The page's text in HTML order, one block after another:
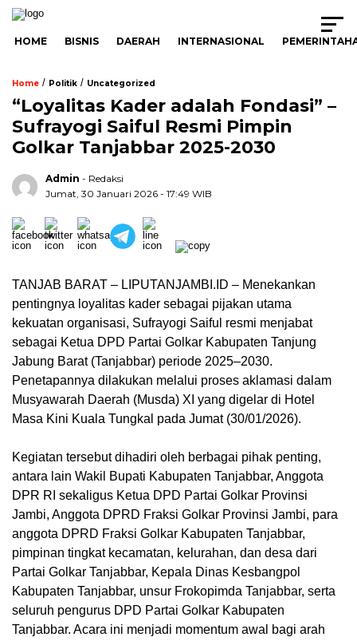
HOME BISNIS DAERAH INTERNASIONAL
Home / Politik / Uncategorized
“Loyalitas Kader adalah Fondasi” –
Sufrayogi Saiful Resmi Pimpin
Golkar Tanjabbar 2025-2030
Admin - Redaksi
Jumat, 30 Januari 2026 - 17:49 WIB
TANJAB BARAT – LIPUTANJAMBI.ID – Menekankan
pentingnya loyalitas kader sebagai pijakan utama
kekuatan organisasi, Sufrayogi Saiful resmi menjabat
sebagai Ketua DPD Partai Golkar Kabupaten Tanjung
Jabung Barat (Tanjabbar) periode 2025–2030.
Penetapannya dilakukan melalui proses aklamasi dalam
Musyawarah Daerah (Musda) XI yang digelar di Hotel
Masa Kini Kuala Tungkal pada Jumat (30/01/2026).
Kegiatan tersebut dihadiri oleh berbagai pihak penting,
antara lain Wakil Bupati Kabupaten Tanjabbar, Anggota
DPR RI sekaligus Ketua DPD Partai Golkar Provinsi
Jambi, Anggota DPRD Fraksi Golkar Provinsi Jambi, para
anggota DPRD Fraksi Golkar Kabupaten Tanjabbar,
pimpinan tingkat kecamatan, kelurahan, dan desa dari
Partai Golkar Tanjabbar, Kepala Dinas Kesbangpol
Kabupaten Tanjabbar, unsur Frokopimda Tanjabbar, serta
seluruh pengurus DPD Partai Golkar Kabupaten
Tanjabbar. Acara ini menjadi momentum awal bagi arah